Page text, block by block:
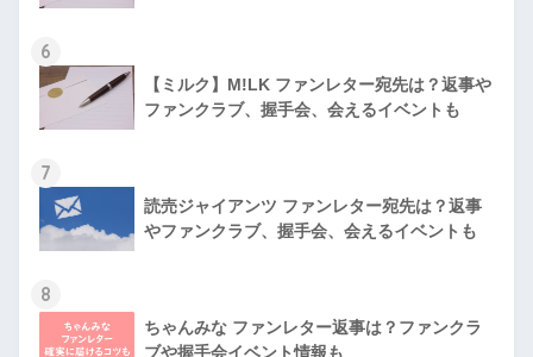
6
【ミルク】M!LK ファンレター宛先は？返事や
ファンクラブ、握手会、会えるイベントも
7
読売ジャイアンツ ファンレター宛先は？返事
やファンクラブ、握手会、会えるイベントも
8
ちゃんみな ファンレター返事は？ファンクラ
ブや握手会イベント情報も